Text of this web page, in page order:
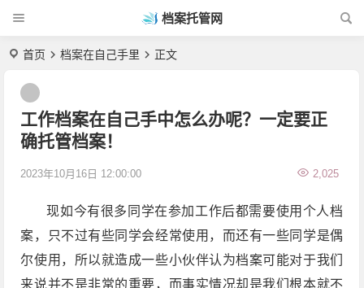
档案托管网
首页 档案在自己手里 正文
工作档案在自己手中怎么办呢？一定要正
确托管档案！
2023年10月16日 12:00:00 2,025
现如今有很多同学在参加工作后都需要使用个人档
案，只不过有些同学会经常使用，而还有一些同学是偶
尔使用，所以就造成一些小伙伴认为档案可能对于我们
来说并不是非常的重要，而事实情况却是我们根本就不